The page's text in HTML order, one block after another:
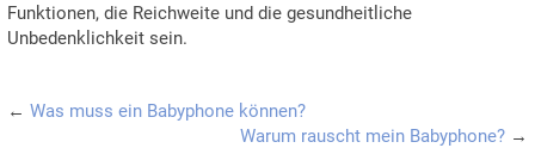
Funktionen, die Reichweite und die gesundheitliche
Unbedenklichkeit sein.
← Was muss ein Babyphone können?
Warum rauscht mein Babyphone? →